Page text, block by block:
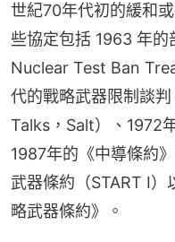
世紀70年代初的緩和
些協定包括 1963 年
Nuclear Test Ban
代的戰略武器限制談
Talks，Salt）、1972
1987年的《中導條約
武器條約（START I
略武器條約》。